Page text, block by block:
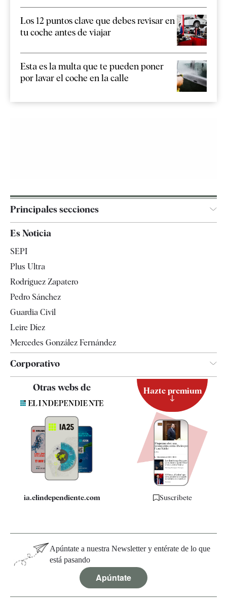
Los 12 puntos clave que debes revisar en
tu coche antes de viajar
Esta es la multa que te pueden poner
por lavar el coche en la calle
Principales secciones
Televisión
Es Noticia
SEPI
Plus Ultra
Rodríguez Zapatero
Pedro Sánchez
Guardia Civil
Leire Díez
Mercedes González Fernández
Corporativo
Quiénes somos
Especificaciones
Otras webs de
ia.elindependiente.com
Hazte premium
Suscríbete
Apúntate a nuestra Newsletter y entérate de lo que
está pasando
Apúntate